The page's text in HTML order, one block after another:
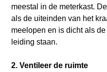
meestal in de meterkast.
als de uiteinden van het
meelopen en is dicht als
leiding staan.
2. Ventileer de ruimte